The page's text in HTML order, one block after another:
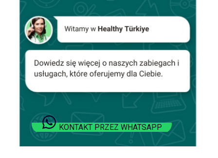
KONTAKT PRZEZ WHATSAPP